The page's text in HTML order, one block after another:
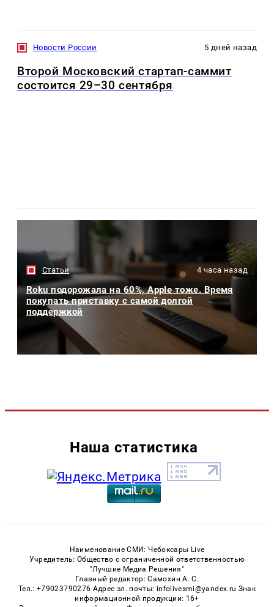
Новости России 5 дней назад
Второй Московский стартап-саммит
состоится 29–30 сентября
Статьи 4 часа назад
Roku подорожала на 60%, Apple тоже. Время
покупать приставку с самой долгой
поддержкой
Наша статистика
Наименование СМИ: Чебоксары Live
Учредитель: Общество с ограниченной ответственностью
"Лучшие Медиа Решения"
Главный редактор: Самохин А. С.
Тел.: +79023790276 Адрес эл. почты: infolivesmi@yandex.ru Знак
информационной продукции: 16+